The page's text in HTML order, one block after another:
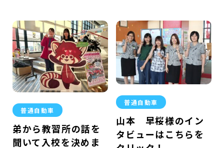
普通自動車
弟から教習所の話を
聞いて入校を決めま
普通自動車
山本 早桜様のイン
タビューはこちらを